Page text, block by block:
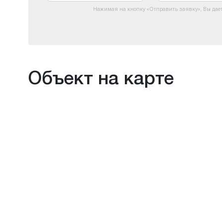
Нажимая на кнопку «Отправить заявку», Вы
Объект на карте